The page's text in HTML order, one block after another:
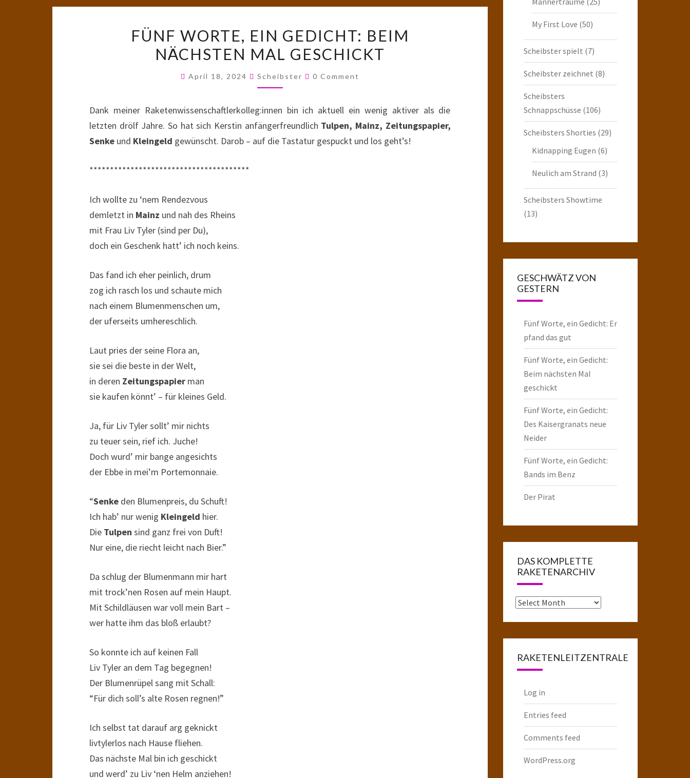
WORTE,
EIN
BEIM
MAL
GESCHICKT
FÜNF WORTE, EIN GEDICHT: BEIM
NÄCHSTEN MAL GESCHICKT
April 18, 2024 Scheibster Comments
0 Comment
Dank meiner Raketenwissenschaftlerkolleg:innen bin ich aktuell ein wenig aktiver als die
letzten drölf Jahre. So hat sich Kerstin anfängerfreundlich Tulpen, Mainz, Zeitungspapier,
Senke und Kleingeld gewünscht. Darob – auf die Tastatur gespuckt und los geht’s!
***************************************
Ich wollte zu ‘nem Rendezvous
demletzt in Mainz und nah des Rheins
mit Frau Liv Tyler (sind per Du),
doch ein Geschenk hatt’ ich noch keins.
Das fand ich eher peinlich, drum
zog ich rasch los und schaute mich
nach einem Blumenmenschen um,
der uferseits umhereschlich.
Laut pries der seine Flora an,
sie sei die beste in der Welt,
in deren Zeitungspapier man
sie kaufen könnt’ – für kleines Geld.
Ja, für Liv Tyler sollt’ mir nichts
zu teuer sein, rief ich. Juche!
Doch wurd’ mir bange angesichts
der Ebbe in mei’m Portemonnaie.
“Senke den Blumenpreis, du Schuft!
Ich hab’ nur wenig Kleingeld hier.
Die Tulpen sind ganz frei von Duft!
Nur eine, die riecht leicht nach Bier.”
Da schlug der Blumenmann mir hart
mit trock’nen Rosen auf mein Haupt.
Mit Schildläusen war voll mein Bart –
wer hatte ihm das bloß erlaubt?
So konnte ich auf keinen Fall
Liv Tyler an dem Tag begegnen!
Der Blumenrüpel sang mit Schall:
“Für dich soll’s alte Rosen regnen!”
Ich selbst tat darauf arg geknickt
livtylerlos nach Hause fliehen.
Das nächste Mal bin ich geschickt
und werd’ zu Liv ‘nen Helm anziehen!
My First Love (50)
Scheibster spielt (7)
Scheibster zeichnet (8)
Scheibsters
Schnappschüsse (106)
Scheibsters Shorties (29)
Kidnapping Eugen (6)
Neulich am Strand (3)
Scheibsters Showtime
(13)
GESCHWÄTZ VON
GESTERN
Fünf Worte, ein Gedicht: Er
pfand das gut
Fünf Worte, ein Gedicht:
Beim nächsten Mal
geschickt
Fünf Worte, ein Gedicht:
Des Kaisergranats neue
Neider
Fünf Worte, ein Gedicht:
Bands im Benz
Der Pirat
DAS KOMPLETTE
RAKETENARCHIV
Das
RAKETENLEITZENTRALE
Log in
Entries feed
Comments feed
WordPress.org